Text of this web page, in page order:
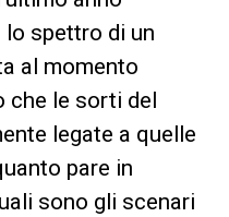
spettro di un
al momento
che le sorti del
legate a quelle
pare in
sono gli scenari